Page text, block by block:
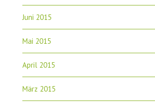
Juni 2015
Mai 2015
April 2015
März 2015